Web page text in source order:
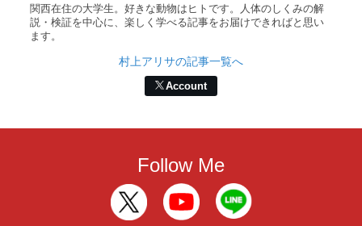
関西在住の大学生。好きな動物はヒトです。人体のしくみの解
説・検証を中心に、楽しく学べる記事をお届けできればと思い
ます。
村上アリサの記事一覧へ
Account
Follow Me